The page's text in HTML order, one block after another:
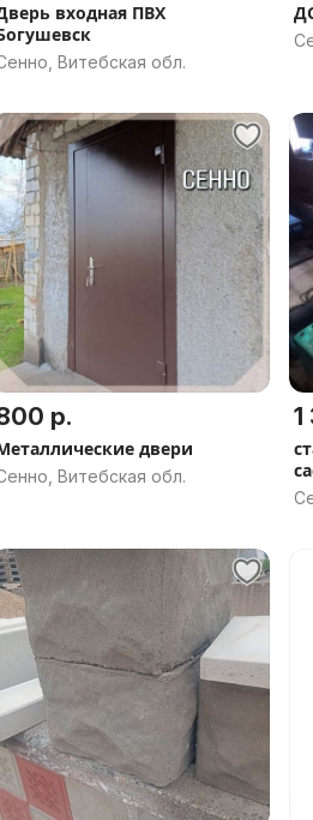
входная ПВХ
Витебская обл.
р.
двери
Витебская обл.
1